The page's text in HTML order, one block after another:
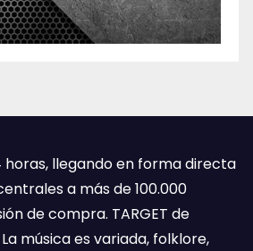
horas, llegando en forma directa
a más de 100.000
de compra. TARGET de
La música es variada, folklore,